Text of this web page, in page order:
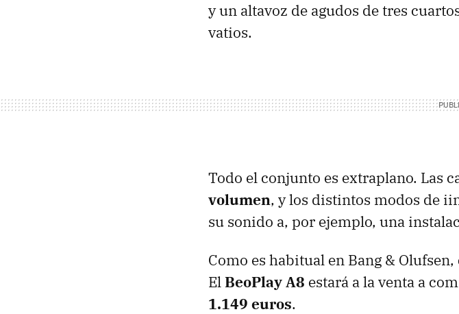
y un altavoz de agudos de tres
vatios.
Todo el conjunto es extraplano. Las
volumen, y los distintos modos de
su sonido a, por ejemplo, una
Como es habitual en Bang &
ElBeoPlay A8 estará a la venta a
1.149 euros.